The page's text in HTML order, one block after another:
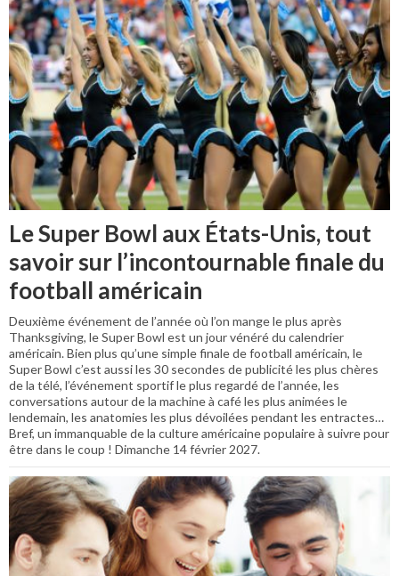
Le Super Bowl aux États-Unis, tout
savoir sur l’incontournable finale du
football américain
Deuxième événement de l’année où l’on mange le plus après
Thanksgiving, le Super Bowl est un jour vénéré du calendrier
américain. Bien plus qu’une simple finale de football américain, le
Super Bowl c’est aussi les 30 secondes de publicité les plus chères
de la télé, l’événement sportif le plus regardé de l’année, les
conversations autour de la machine à café les plus animées le
lendemain, les anatomies les plus dévoilées pendant les entractes…
Bref, un immanquable de la culture américaine populaire à suivre pour
être dans le coup ! Dimanche 14 février 2027.